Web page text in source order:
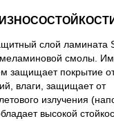
слой ламината
меламиновой смолы.
защищает покрытие
влаги, защищает от
излучения
высокой